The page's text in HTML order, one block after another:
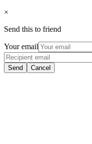
×
Send this to friend
Your email
Send Cancel